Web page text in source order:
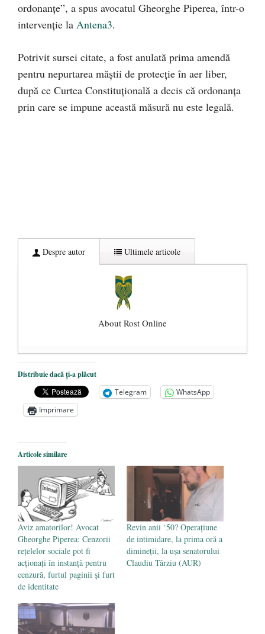
ordonanțe”, a spus avocatul Gheorghe Piperea, într-o
intervenție la Antena3.
Potrivit sursei citate, a fost anulată prima amendă
pentru nepurtarea măștii de protecție în aer liber,
după ce Curtea Constituțională a decis că ordonanța
prin care se impune această măsură nu este legală.
Despre autor Ultimele articole
About Rost Online
Dezvăluiri cutremurătoare despre
președintele Ucrainei, Volodymyr
Zelensky
- 13 mai 2026
Statul care servește Națiunea
Legea Vexler produce efecte. Bustul
poetului Octavian Goga, înlăturat din Iași
- 16 aprilie 2026
Distribuie dacă ți-a plăcut
Telegram
WhatsApp
Imprimare
Articole similare
Aviz amatorilor! Avocat
Gheorghe Piperea: Cenzorii
rețelelor sociale pot fi
acționați în instanță pentru
cenzură, furtul paginii și furt
de identitate
Revin anii ‘50? Operațiune
de intimidare, la prima oră a
dimineții, la ușa senatorului
Claudiu Târziu (AUR)